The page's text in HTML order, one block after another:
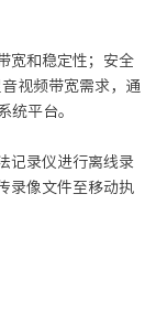
宽和稳定性；安全
视频带宽需求，通
统平台。
记录仪进行离线录
录像文件至移动执